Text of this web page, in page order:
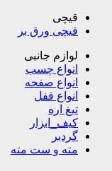
قیچی
قیچی ورق بر
لوازم جانبی
انواع چسب
انواع صفحه
انواع قفل
تیغ اره
کیف_ابزار
گردبر
مته و ست مته